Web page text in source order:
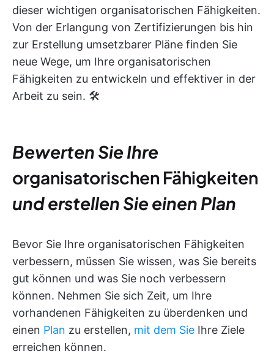
dieser wichtigen organisatorischen Fähigkeiten.
Von der Erlangung von Zertifizierungen bis hin
zur Erstellung umsetzbarer Pläne finden Sie
neue Wege, um Ihre organisatorischen
Fähigkeiten zu entwickeln und effektiver in der
Arbeit zu sein. 🛠️
Bewerten Sie Ihre
organisatorischen Fähigkeiten
und erstellen Sie einen Plan
Bevor Sie Ihre organisatorischen Fähigkeiten
verbessern, müssen Sie wissen, was Sie bereits
gut können und was Sie noch verbessern
können. Nehmen Sie sich Zeit, um Ihre
vorhandenen Fähigkeiten zu überdenken und
einen Plan zu erstellen, mit dem Sie Ihre Ziele
erreichen können.